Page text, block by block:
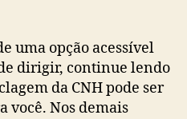
uma opção acessível
dirigir, continue lendo
da CNH pode ser
você. Nos demais